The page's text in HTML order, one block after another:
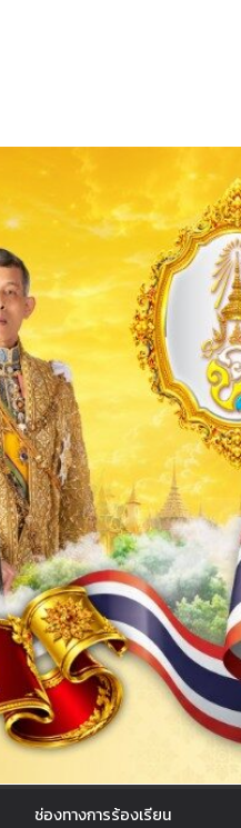
ช่องทางการร้องเรียน